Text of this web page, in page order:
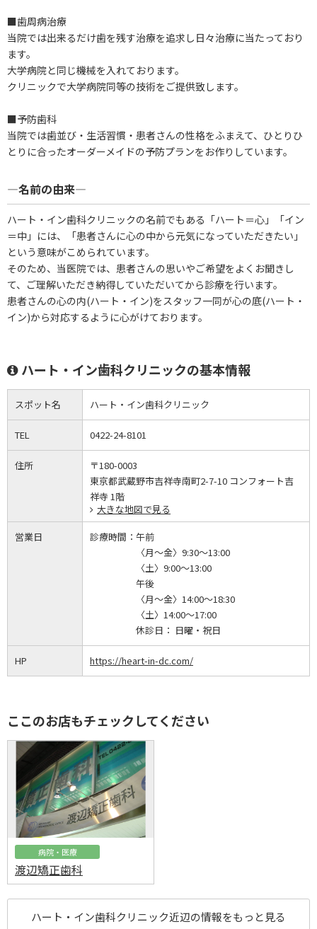
■歯周病治療
当院では出来るだけ歯を残す治療を追求し日々治療に当たっており
ます。
大学病院と同じ機械を入れております。
クリニックで大学病院同等の技術をご提供致します。
■予防歯科
当院では歯並び・生活習慣・患者さんの性格をふまえて、ひとりひ
とりに合ったオーダーメイドの予防プランをお作りしています。
―名前の由来―
ハート・イン歯科クリニックの名前でもある「ハート＝心」「イン
＝中」には、「患者さんに心の中から元気になっていただきたい」
という意味がこめられています。
そのため、当医院では、患者さんの思いやご希望をよくお聞きし
て、ご理解いただき納得していただいてから診療を行います。
患者さんの心の内(ハート・イン)をスタッフ一同が心の底(ハート・
イン)から対応するように心がけております。
ハート・イン歯科クリニックの基本情報
スポット名 ハート・イン歯科クリニック
TEL 0422-24-8101
住所
〒180-0003
東京都武蔵野市吉祥寺南町2-7-10 コンフォート吉
祥寺 1階
大きな地図で見る
営業日 診療時間： 午前
〈月～金〉9:30～13:00
〈土〉9:00～13:00
午後
〈月～金〉14:00～18:30
〈土〉14:00～17:00
休診日： 日曜・祝日
HP https://heart-in-dc.com/
ここのお店もチェックしてください
病院・医療
渡辺矯正歯科
ハート・イン歯科クリニック近辺の情報をもっと見る